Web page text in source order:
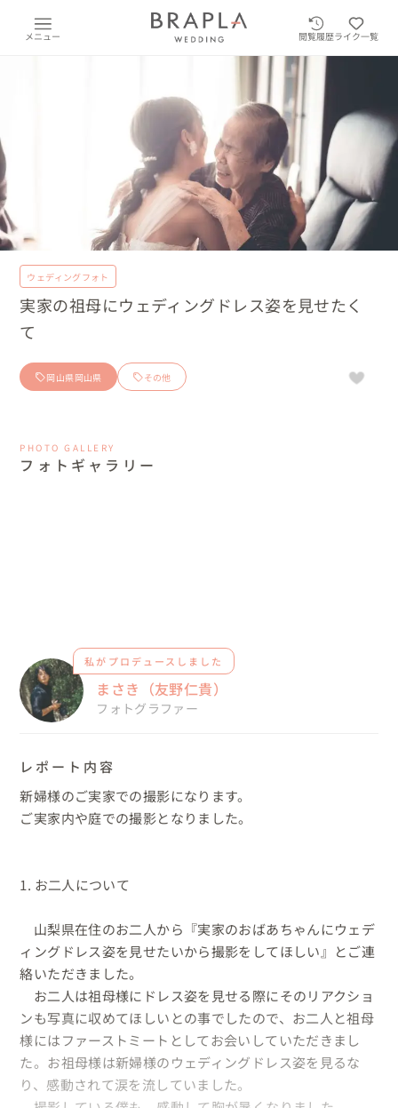
メニュー 閲覧履歴ライク一覧
ウェディングフォト
実家の祖母にウェディングドレス姿を見せたく
て
岡山県岡山県 その他
PHOTO GALLERY
フォトギャラリー
私がプロデュースしました
まさき（友野仁貴）
フォトグラファー
レポート内容
新婦様のご実家での撮影になります。
ご実家内や庭での撮影となりました。
1. お二人について
山梨県在住のお二人から『実家のおばあちゃんにウェデ
ィングドレス姿を見せたいから撮影をしてほしい』とご連
絡いただきました。
お二人は祖母様にドレス姿を見せる際にそのリアクショ
ンも写真に収めてほしいとの事でしたので、お二人と祖母
様にはファーストミートとしてお会いしていただきまし
た。お祖母様は新婦様のウェディングドレス姿を見るな
り、感動されて涙を流していました。